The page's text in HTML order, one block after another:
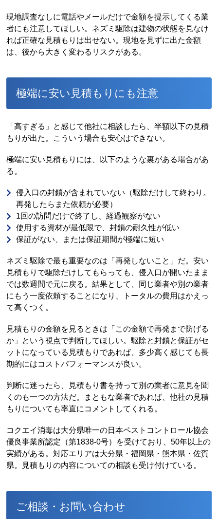
現地調査なしに電話やメールだけで金額を提示してくる業
者にも注意してほしい。ネズミ駆除は建物の状態を見なけ
れば正確な見積もりは出せない。現地を見ずに出た金額
は、後から大きく変わるリスクがある。
極端に安い見積もりにも注意
「高すぎる」と感じて他社に相談したら、半額以下の見積
もりが出た。こういう場合も安心はできない。
極端に安い見積もりには、以下のような裏がある場合があ
る。
侵入口の封鎖が含まれていない（駆除だけして終わり。
再発したらまた依頼が必要）
1回の訪問だけで終了し、経過観察がない
使用する資材が最低限で、封鎖の耐久性が低い
保証がない、または保証期間が極端に短い
ネズミ駆除で最も重要なのは「再発しないこと」だ。安い
見積もりで駆除だけしてもらっても、侵入口が開いたまま
では数週間で元に戻る。結果として、同じ業者や別の業者
にもう一度依頼することになり、トータルの費用はかえっ
て高くつく。
見積もりの金額を見るときは「この金額で再発まで防げる
か」という視点で判断してほしい。駆除と封鎖と保証がセ
ットになっている見積もりであれば、多少高く感じても長
期的にはコストパフォーマンスが良い。
判断に迷ったら、見積もり書を持って別の業者に意見を聞
くのも一つの方法だ。まともな業者であれば、他社の見積
もりについても率直にコメントしてくれる。
コクエイ消毒は大分県唯一の日本ペストコントロール協会
優良事業所認定（第1838-0号）を受けており、50年以上の
実績がある。対応エリアは大分県・福岡県・熊本県・佐賀
県。見積もりの内容についての相談も受け付けている。
ご相談・お問い合わせ